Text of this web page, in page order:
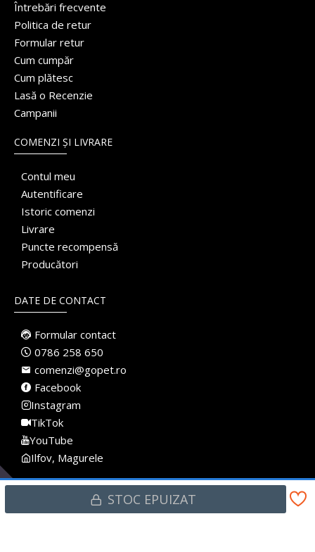
STOC EPUIZAT
Întrebări frecvente
Politica de retur
Formular retur
Cum cumpăr
Cum plătesc
Lasă o Recenzie
Campanii
COMENZI ȘI LIVRARE
Contul meu
Autentificare
Istoric comenzi
Livrare
Puncte recompensă
Producători
DATE DE CONTACT
Formular contact
0786 258 650
comenzi@gopet.ro
Facebook
Instagram
TikTok
YouTube
Ilfov, Magurele
in Romania · Pet Shop Online · Toate drepturile rezervate